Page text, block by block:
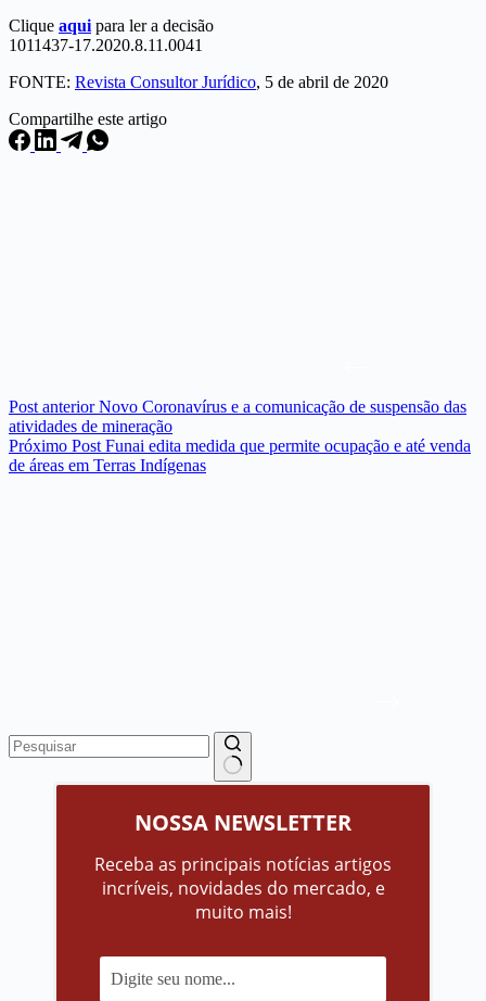
Clique aqui para ler a decisão
1011437-17.2020.8.11.0041
FONTE: Revista Consultor Jurídico, 5 de abril de 2020
Compartilhe este artigo
Post anteriorNovo Coronavírus e a comunicação de suspensão das
atividades de mineração
Próximo Post Funai edita medida que permite ocupação e até venda
de áreas em Terras Indígenas
NOSSA NEWSLETTER
Receba as principais notícias artigos
incríveis, novidades do mercado, e
muito mais!